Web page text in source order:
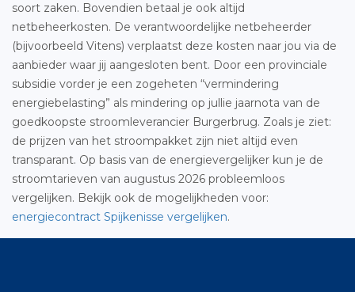
soort zaken. Bovendien betaal je ook altijd
netbeheerkosten. De verantwoordelijke netbeheerder
(bijvoorbeeld Vitens) verplaatst deze kosten naar jou via de
aanbieder waar jij aangesloten bent. Door een provinciale
subsidie vorder je een zogeheten “vermindering
energiebelasting” als mindering op jullie jaarnota van de
goedkoopste stroomleverancier Burgerbrug. Zoals je ziet:
de prijzen van het stroompakket zijn niet altijd even
transparant. Op basis van de energievergelijker kun je de
stroomtarieven van augustus 2026 probleemloos
vergelijken. Bekijk ook de mogelijkheden voor:
energiecontract Spijkenisse vergelijken.